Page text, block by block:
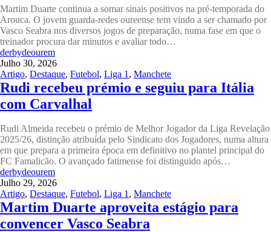
Martim Duarte continua a somar sinais positivos na pré-temporada do
Arouca. O jovem guarda-redes oureense tem vindo a ser chamado por
Vasco Seabra nos diversos jogos de preparação, numa fase em que o
treinador procura dar minutos e avaliar todo…
derbydeourem
Julho 30, 2026
Artigo, Destaque, Futebol, Liga 1 , Manchete
Rudi recebeu prémio e seguiu para Itália
com Carvalhal
Rudi Almeida recebeu o prémio de Melhor Jogador da Liga Revelação
2025/26, distinção atribuída pelo Sindicato dos Jogadores, numa altura
em que prepara a primeira época em definitivo no plantel principal do
FC Famalicão. O avançado fatimense foi distinguido após…
derbydeourem
Julho 29, 2026
Artigo, Destaque, Futebol, Liga 1 , Manchete
Martim Duarte aproveita estágio para
convencer Vasco Seabra